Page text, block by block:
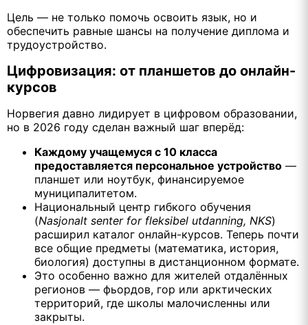
Цель — не только помочь освоить язык, но и
обеспечить равные шансы на получение диплома и
трудоустройство.
Цифровизация: от планшетов до онлайн-
курсов
Норвегия давно лидирует в цифровом образовании,
но в 2026 году сделан важный шаг вперёд:
Каждому учащемуся с 10 класса
предоставляется персональное устройство —
планшет или ноутбук, финансируемое
муниципалитетом.
Национальный центр гибкого обучения
(Nasjonalt senter for fleksibel utdanning, NKS)
расширил каталог онлайн-курсов. Теперь почти
все общие предметы (математика, история,
биология) доступны в дистанционном формате.
Это особенно важно для жителей отдалённых
регионов — фьордов, гор или арктических
территорий, где школы малочисленны или
закрыты.